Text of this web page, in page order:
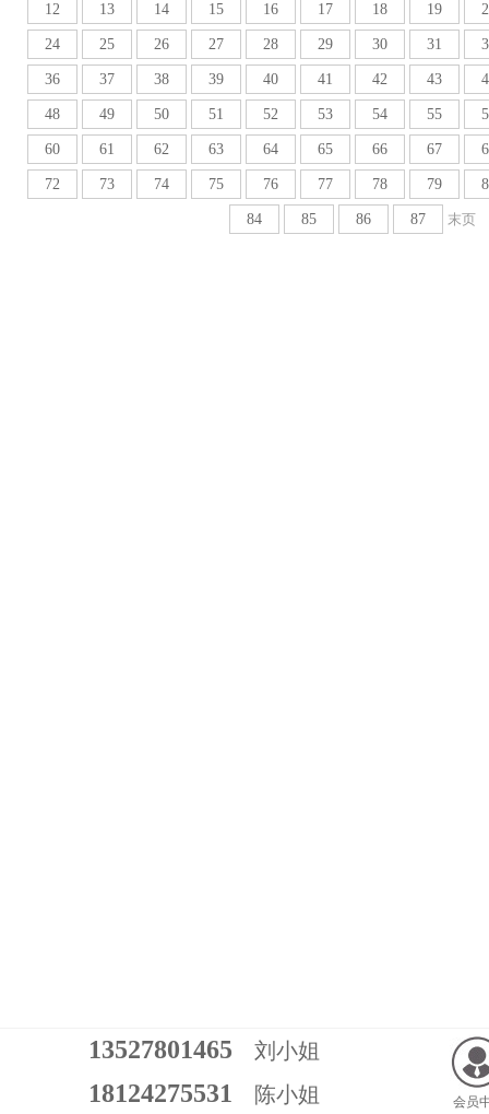
12 13 14 15 16 17 18 19
24 25 26 27 28 29 30 31
36 37 38 39 40 41 42 43
48 49 50 51 52 53 54 55
60 61 62 63 64 65 66 67
72 73 74 75 76 77 78 79
84 85 86 87 末页
13527801465 刘小姐
会员
18124275531 陈小姐